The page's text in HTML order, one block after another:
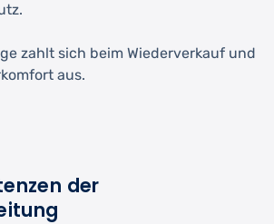
zahlt sich beim Wiederverkauf und
aus.
der